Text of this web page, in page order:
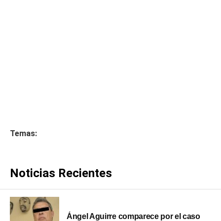
Temas:
Noticias Recientes
Ángel Aguirre comparece por el caso